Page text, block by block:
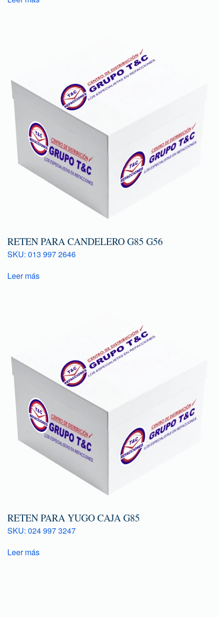
RETEN PARA CANDELERO G85 G56
SKU: 013 997 2646
Leer más
RETEN PARA YUGO CAJA G85
SKU: 024 997 3247
Leer más